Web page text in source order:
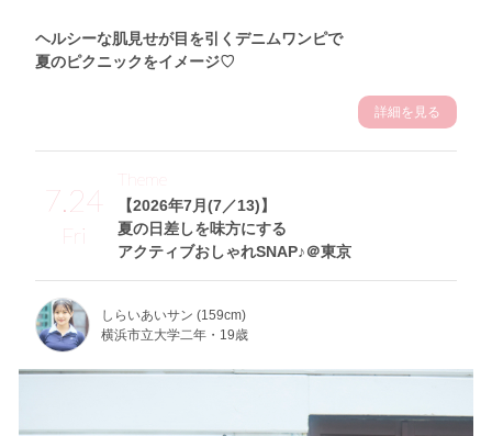
ヘルシーな肌見せが目を引くデニムワンピで
夏のピクニックをイメージ♡
詳細を見る
7.24
Fri
【2026年7月(7／13)】
夏の日差しを味方にする
アクティブおしゃれSNAP♪＠東京
Theme
しらいあいサン (159cm)
横浜市立大学二年・19歳